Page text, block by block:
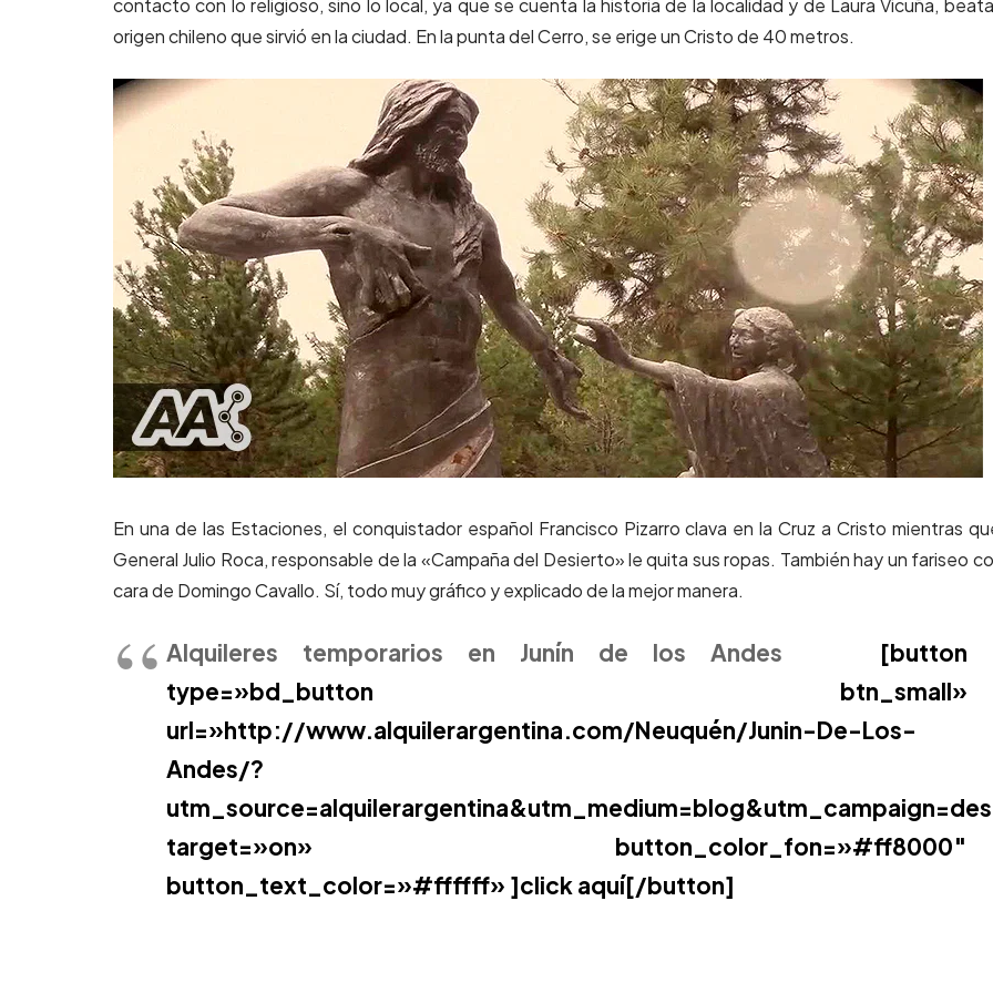
origen chileno que sirvió en la ciudad. En la punta del Cerro, se erige un Cristo de 40 metros.
En una de las Estaciones, el conquistador español Francisco Pizarro clava en la Cruz a Cristo mientras
General Julio Roca, responsable de la «Campaña del Desierto» le quita sus ropas. También hay un fariseo
cara de Domingo Cavallo. Sí, todo muy gráfico y explicado de la mejor manera.
Alquileres temporarios en Junín de los Andes [button
type=»bd_button btn_small»
url=»http://www.alquilerargentina.com/Neuquén/Junin-De-Los-
Andes/?
target=»on» button_color_fon=»#ff8000″
button_text_color=»#ffffff» ]click aquí[/button]